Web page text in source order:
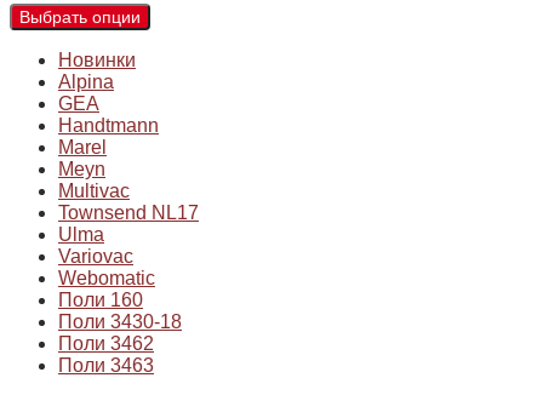
Выбрать опции
Новинки
Alpina
GEA
Handtmann
Marel
Meyn
Multivac
Townsend NL17
Ulma
Variovac
Webomatic
Поли 160
Поли 3430-18
Поли 3462
Поли 3463